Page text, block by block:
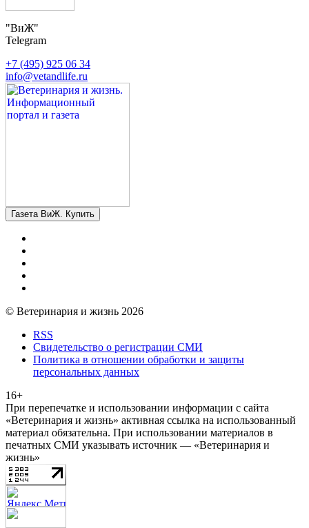
"ВиЖ"
Telegram
+7 (495) 925 06 34
info@vetandlife.ru
Газета ВиЖ. Купить
© Ветеринария и жизнь 2026
RSS
Свидетельство о регистрации СМИ
Политика в отношении обработки и защиты
персональных данных
16+
При перепечатке и использовании информации с сайта
«Ветеринария и жизнь» активная ссылка на использованный
материал обязательна. При использовании материалов в
печатных СМИ указывать источник — «Ветеринария и
жизнь»